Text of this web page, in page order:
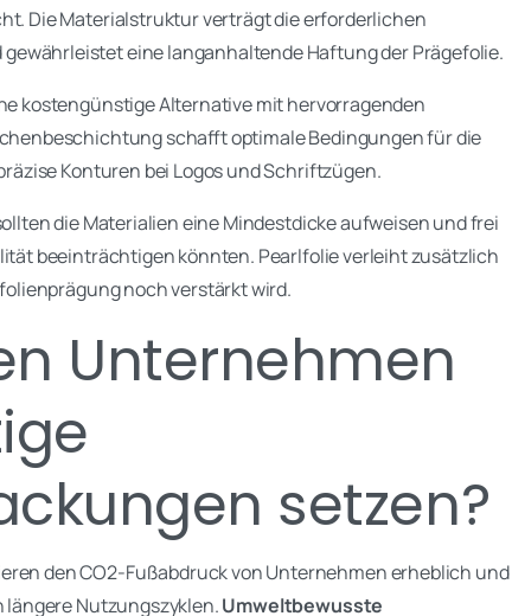
Die Materialstruktur verträgt die erforderlichen
eine langanhaltende Haftung der Prägefolie.
kostengünstige Alternative mit hervorragenden
schafft optimale Bedingungen für die
Konturen bei Logos und Schriftzügen.
die Materialien eine Mindestdicke aufweisen und frei
beeinträchtigen könnten. Pearlfolie verleiht zusätzlich
noch verstärkt wird.
Unternehmen
setzen?
den CO2-Fußabdruck von Unternehmen erheblich und
Nutzungszyklen.Umweltbewusste